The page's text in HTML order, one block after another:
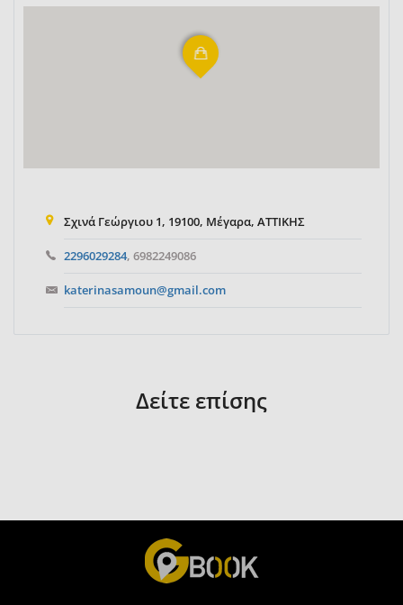
Σχινά Γεώργιου 1, 19100, Μέγαρα, ΑΤΤΙΚΗΣ
2296029284, 6982249086
katerinasamoun@gmail.com
Δείτε επίσης